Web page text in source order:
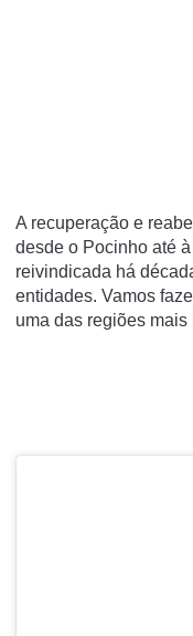
A recuperação e
desde o Pocinho até
reivindicada há
entidades. Vamos
uma das regiões